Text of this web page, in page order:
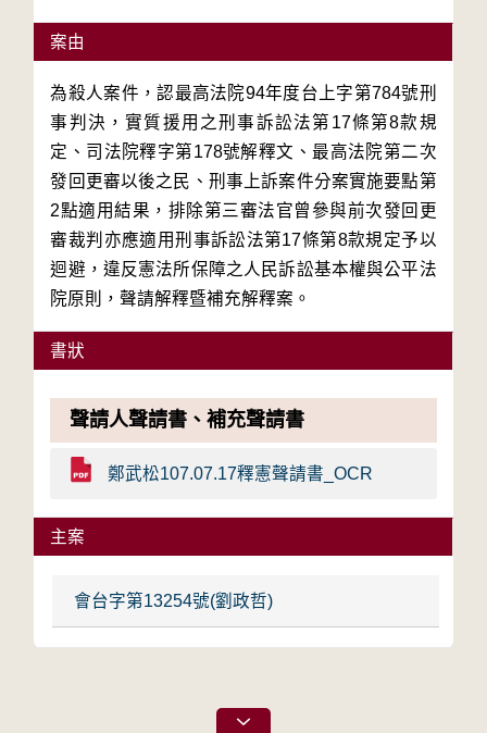
案由
為殺人案件，認最高法院94年度台上字第784號刑
事判決，實質援用之刑事訴訟法第17條第8款規
定、司法院釋字第178號解釋文、最高法院第二次
發回更審以後之民、刑事上訴案件分案實施要點第
2點適用結果，排除第三審法官曾參與前次發回更
審裁判亦應適用刑事訴訟法第17條第8款規定予以
迴避，違反憲法所保障之人民訴訟基本權與公平法
院原則，聲請解釋暨補充解釋案。
書狀
聲請人聲請書、補充聲請書
鄭武松107.07.17釋憲聲請書_OCR
主案
會台字第13254號(劉政哲)